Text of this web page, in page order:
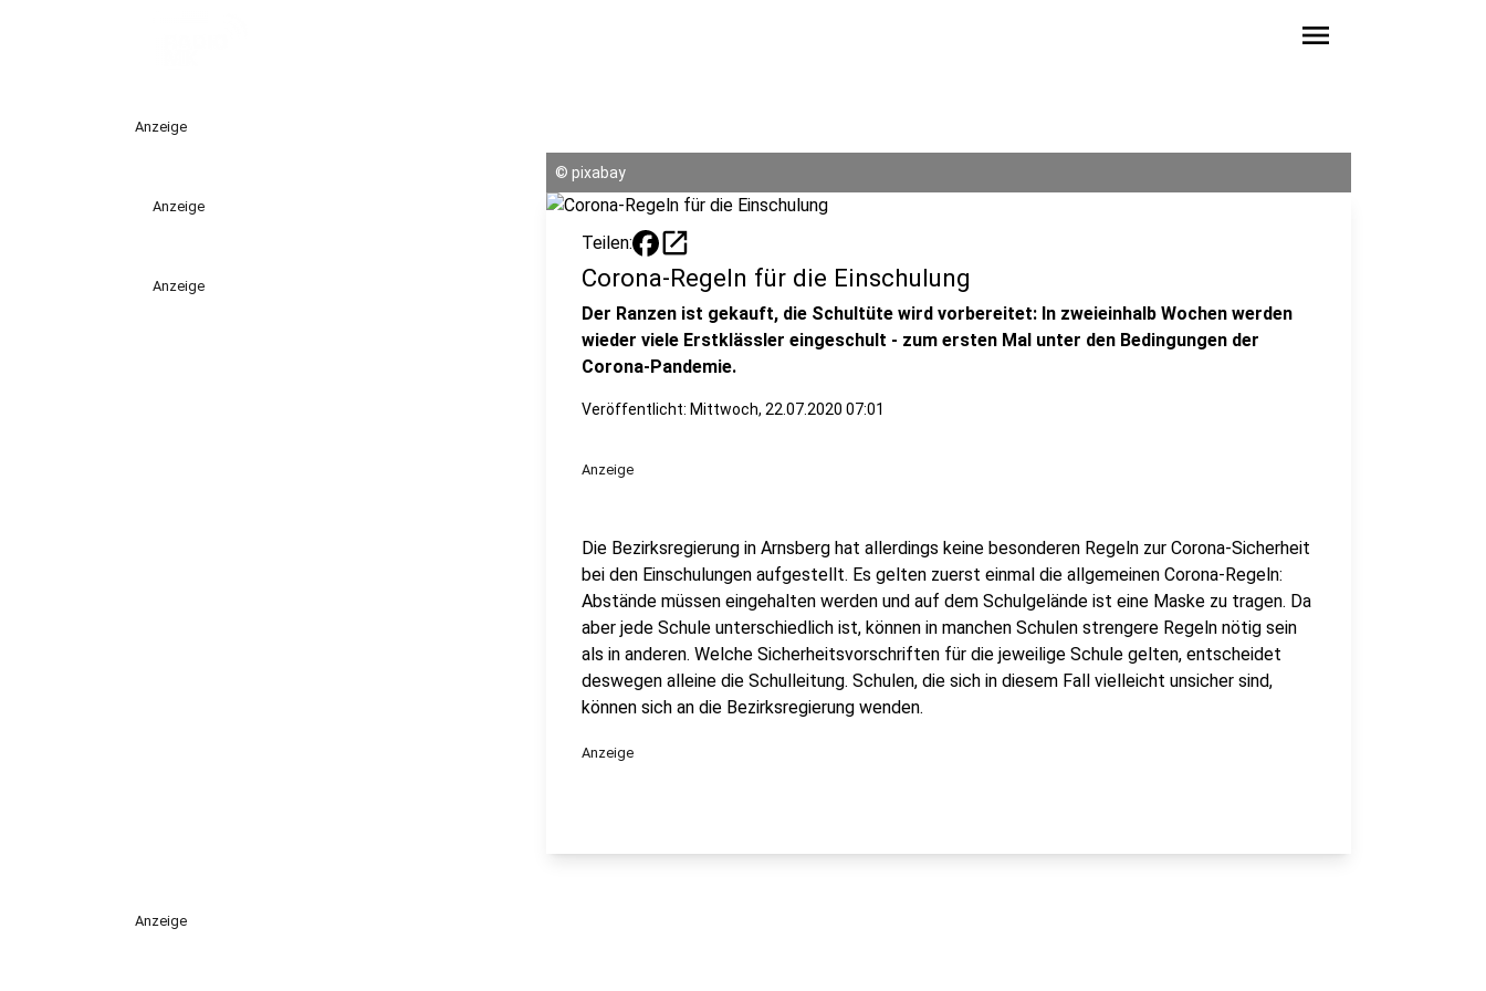
menu
Anzeige
Anzeige
Anzeige
© pixabay
Teilen: open_in_new
Corona-Regeln für die Einschulung
Der Ranzen ist gekauft, die Schultüte wird vorbereitet: In zweieinhalb Wochen werden
wieder viele Erstklässler eingeschult - zum ersten Mal unter den Bedingungen der
Corona-Pandemie.
Veröffentlicht: Mittwoch, 22.07.2020 07:01
Anzeige
Die Bezirksregierung in Arnsberg hat allerdings keine besonderen Regeln zur Corona-Sicherheit
bei den Einschulungen aufgestellt. Es gelten zuerst einmal die allgemeinen Corona-Regeln:
Abstände müssen eingehalten werden und auf dem Schulgelände ist eine Maske zu tragen. Da
aber jede Schule unterschiedlich ist, können in manchen Schulen strengere Regeln nötig sein
als in anderen. Welche Sicherheitsvorschriften für die jeweilige Schule gelten, entscheidet
deswegen alleine die Schulleitung. Schulen, die sich in diesem Fall vielleicht unsicher sind,
können sich an die Bezirksregierung wenden.
Anzeige
Anzeige